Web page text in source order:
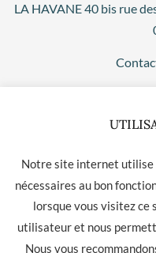
LA HAVANE 40 bis rue
Notre site internet utilise
nécessaires au bon
lorsque vous visitez ce
utilisateur et nous
Nous vous